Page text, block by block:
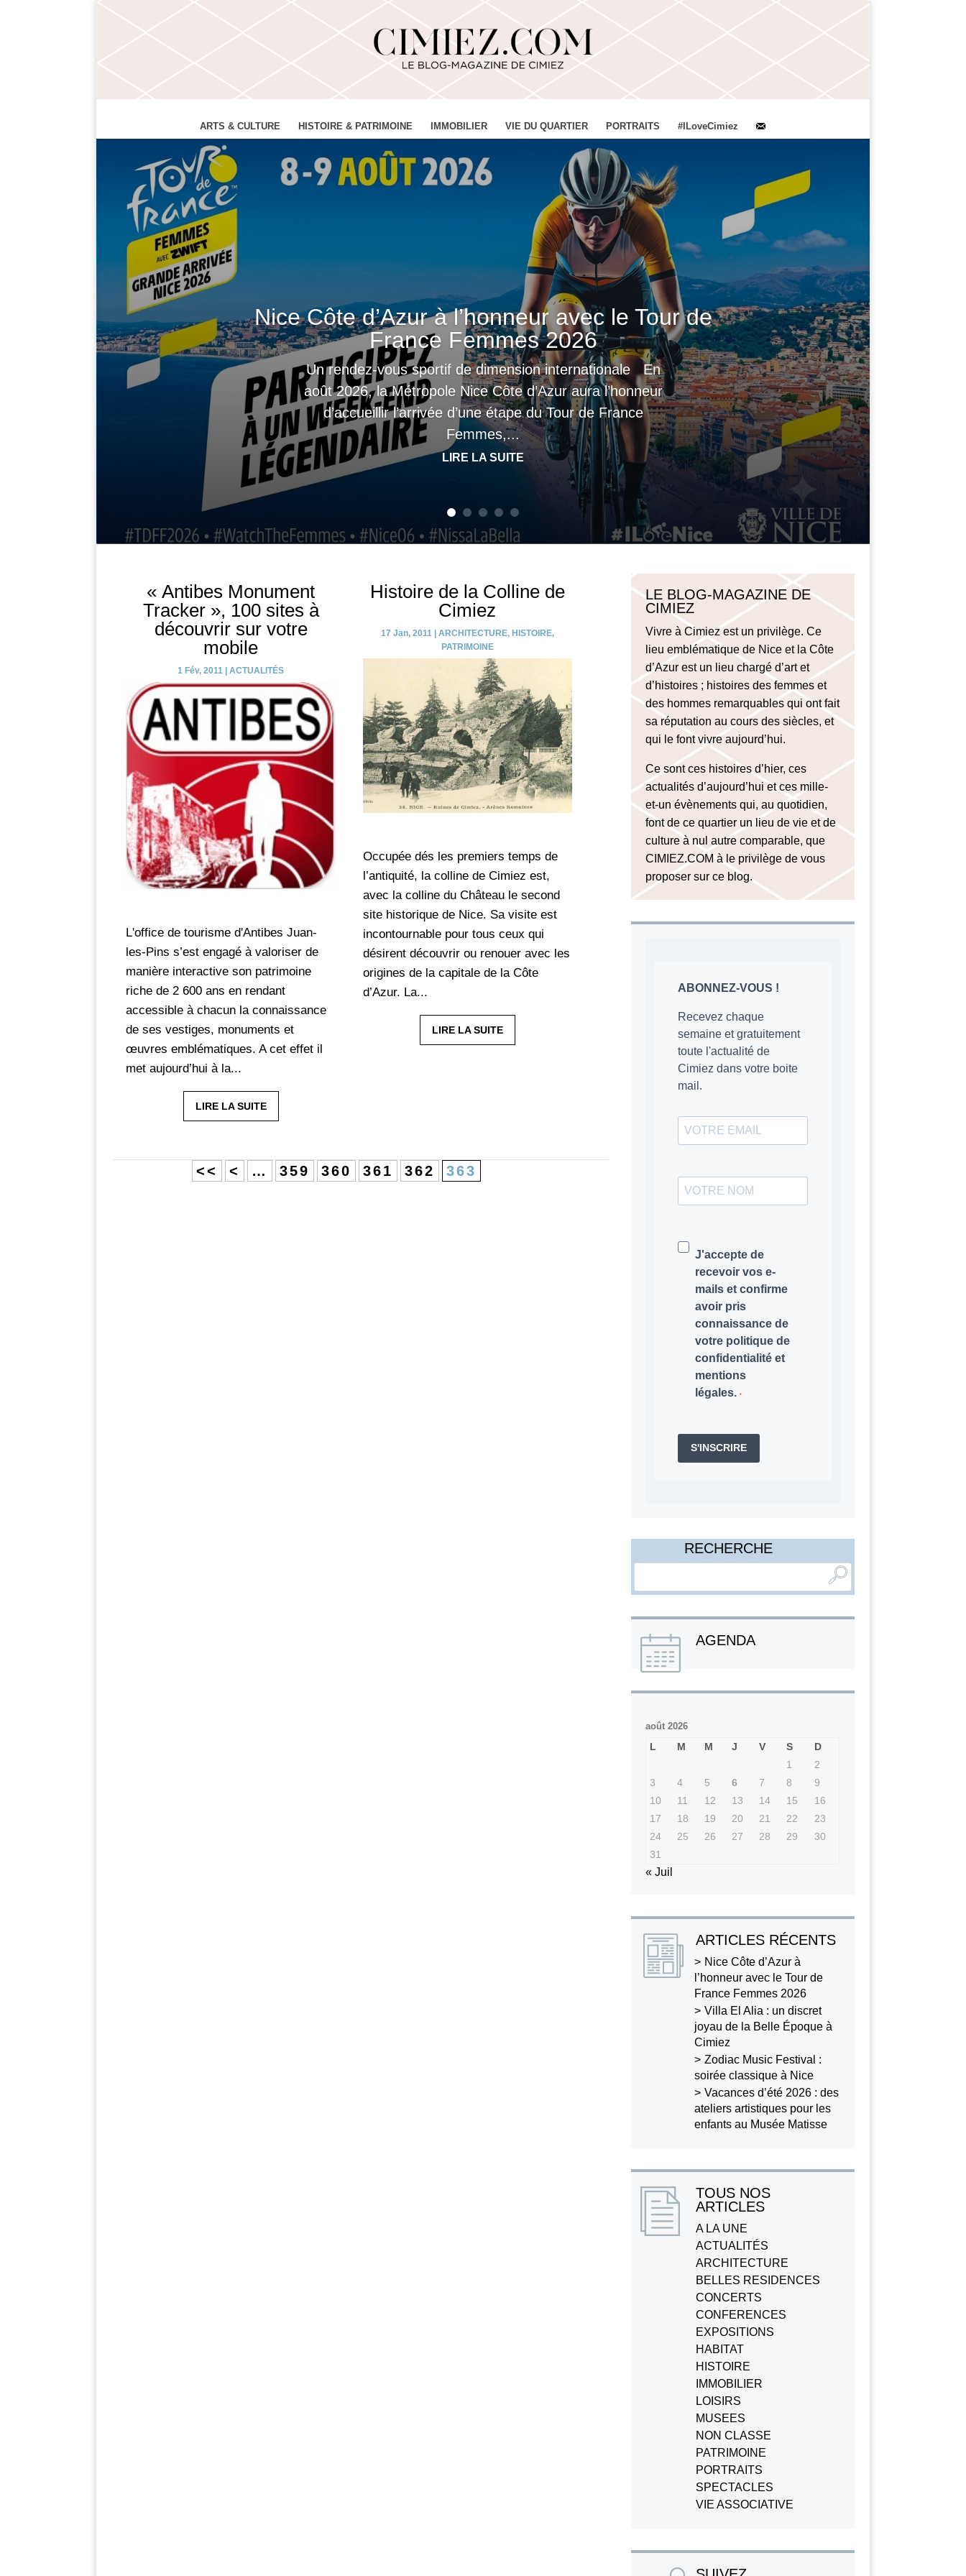
ARTS & CULTURE HISTOIRE & PATRIMOINE IMMOBILIER VIE DU QUARTIER PORTRAITS #ILoveCimiez
Nice Côte d’Azur à l’honneur avec le Tour de
France Femmes 2026
Un rendez-vous sportif de dimension internationale En
août 2026, la Métropole Nice Côte d’Azur aura l’honneur
d’accueillir l’arrivée d’une étape du Tour de France
Femmes,...
LIRE LA SUITE
« Antibes Monument
Tracker », 100 sites à
découvrir sur votre
mobile
1 Fév, 2011 |ACTUALITÉS
L'office de tourisme d'Antibes Juan-
les-Pins s’est engagé à valoriser de
manière interactive son patrimoine
riche de 2 600 ans en rendant
accessible à chacun la connaissance
de ses vestiges, monuments et
œuvres emblématiques. A cet effet il
met aujourd’hui à la...
LIRE LA SUITE
Histoire de la Colline de
Cimiez
17 Jan, 2011| ARCHITECTURE, HISTOIRE,
PATRIMOINE
Occupée dés les premiers temps de
l’antiquité, la colline de Cimiez est,
avec la colline du Château le second
site historique de Nice. Sa visite est
incontournable pour tous ceux qui
désirent découvrir ou renouer avec les
origines de la capitale de la Côte
d’Azur. La...
LIRE LA SUITE
<< < … 359 360 361 362 363
LE BLOG-MAGAZINE DE
CIMIEZ
Vivre à Cimiez est un privilège. Ce
lieu emblématique de Nice et la Côte
d’Azur est un lieu chargé d’art et
d’histoires ; histoires des femmes et
des hommes remarquables qui ont fait
sa réputation au cours des siècles, et
qui le font vivre aujourd’hui.
Ce sont ces histoires d’hier, ces
actualités d’aujourd’hui et ces mille-
et-un évènements qui, au quotidien,
font de ce quartier un lieu de vie et de
culture à nul autre comparable, que
CIMIEZ.COM à le privilège de vous
proposer sur ce blog.
ABONNEZ-VOUS !
Recevez chaque
semaine et gratuitement
toute l'actualité de
Cimiez dans votre boite
mail.
J'accepte de
recevoir vos e-
mails et confirme
avoir pris
connaissance de
votre politique de
confidentialité et
mentions
légales.
S'INSCRIRE
RECHERCHE
AGENDA
août 2026
L M M J V S
D
1
2
3
4 5 6 7 8
9
10
11 12 13 14 15
16
17
18 19 20 21 22
23
24
25 26 27 28 29
30
31
« Juil
ARTICLES RÉCENTS
Nice Côte d’Azur à
l’honneur avec le Tour de
France Femmes 2026
Villa El Alia : un discret
joyau de la Belle Époque à
Cimiez
Zodiac Music Festival :
soirée classique à Nice
Vacances d’été 2026 : des
ateliers artistiques pour les
enfants au Musée Matisse
TOUS NOS
ARTICLES
A LA UNE
ACTUALITÉS
ARCHITECTURE
BELLES RESIDENCES
CONCERTS
CONFERENCES
EXPOSITIONS
HABITAT
HISTOIRE
IMMOBILIER
LOISIRS
MUSEES
NON CLASSE
PATRIMOINE
PORTRAITS
SPECTACLES
VIE ASSOCIATIVE